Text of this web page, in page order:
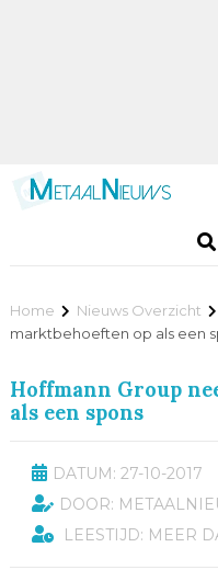
Home Nieuws Overzicht
marktbehoeften op als een
Hoffmann Group
als een spons
DATUM: 27-10-2017
DOOR:
LEESTIJD: MEER